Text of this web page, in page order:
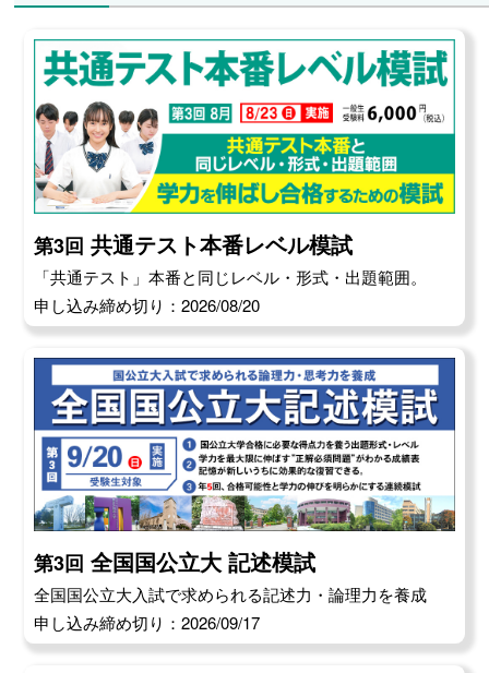
第3回 共通テスト本番レベル模試
「共通テスト」本番と同じレベル・形式・出題範囲。
申し込み締め切り：2026/08/20
第3回 全国国公立大 記述模試
全国国公立大入試で求められる記述力・論理力を養成
申し込み締め切り：2026/09/17